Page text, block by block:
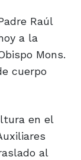
Raúl
a la
Mons.
cuerpo
en el
al